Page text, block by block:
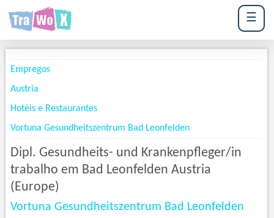
☰
Empregos
Austria
Hotéis e Restaurantes
Vortuna Gesundheitszentrum Bad Leonfelden
Dipl. Gesundheits- und Krankenpfleger/in
trabalho em Bad Leonfelden Austria
(Europe)
Vortuna Gesundheitszentrum Bad Leonfelden